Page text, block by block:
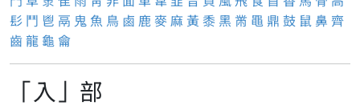
髟 鬥 鬯 鬲 鬼 魚 鳥 鹵 鹿麥麻 黃 黍 黑 黹 黽鼎 鼓 鼠 鼻 齊
齒龍 龜 龠
「入」部